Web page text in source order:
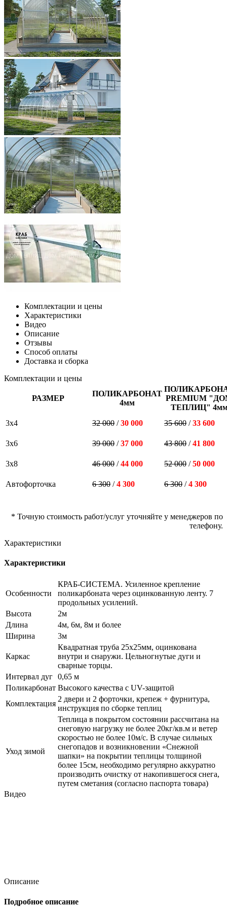
Комплектации и цены
Характеристики
Видео
Описание
Отзывы
Способ оплаты
Доставка и сборка
Комплектации и цены
РАЗМЕР
ПОЛИКАРБОНАТ
4мм
PREMIUM
ТЕПЛИЦ"
3х4
32 000 /30 000 35 600 /33 600
3х6 39 000 /37 000 43 800 /41 800
3х8 46 000 /44 000 52 000 /50 000
Автофорточка 6 300 /4 300 6 300 /4 300
* Точную стоимость работ/услуг уточняйте у менеджеров по
телефону.
Характеристики
Характеристики
Особенности
КРАБ-СИСТЕМА. Усиленное крепление
поликарбоната через оцинкованную ленту. 7
продольных усилений.
Высота
2м
Длина
4м, 6м, 8м и более
Ширина
3м
Каркас
Квадратная труба 25х25мм, оцинкована
внутри и снаружи. Цельногнутые дуги и
сварные торцы.
Интервал дуг 0,65 м
Поликарбонат Высокого качества с UV-защитой
Комплектация
2 двери и 2 форточки, крепеж + фурнитура,
инструкция по сборке теплиц
Уход зимой
Теплица в покрытом состоянии рассчитана на
снеговую нагрузку не более 20кг/кв.м и ветер
скоростью не более 10м/с. В случае сильных
снегопадов и возникновении «Снежной
шапки» на покрытии теплицы толщиной
более 15см, необходимо регулярно аккуратно
производить очистку от накопившегося снега,
путем сметания (согласно паспорта товара)
Видео
Описание
Подробное описание